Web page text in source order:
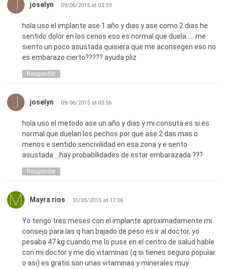
joselyn 09/06/2015 at 03:59
hola uso el implante ase 1 año y dias y ase como 2 dias he
sentido dolor en los cenos eso es normal que duela …. me
siento un poco asustada quisiera que me aconsegen eso no
es embarazo cierto????? ayuda pliz
Responder
joselyn 09/06/2015 at 03:56
hola uso el metodo ase un año y dias y mi consuta es si es
normal que duelan los pechos por que ase 2 das mas o
menos e sentido sencivilidad en esa zona y e sento
asustada …hay probabilidades de estar embarazada ???
Responder
Mayra rios 31/05/2015 at 17:06
Yo tengo tres meses con el implante aproximadamente mi
consejo para las q han bajado de peso es ir al doctor, yo
pesaba 47 kg cuando me lo puse en el centro de salud hable
con mi doctor y me dio vitaminas (q si tienes seguro popular
o asi) es gratis son unas vitaminas y minerales muy